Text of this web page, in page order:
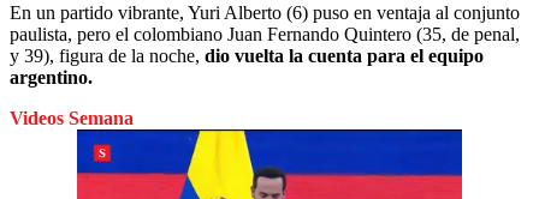
En un partido vibrante, Yuri Alberto (6) puso en ventaja al conjunto
paulista, pero el colombiano Juan Fernando Quintero (35, de penal,
y 39), figura de la noche, dio vuelta la cuenta para el equipo
argentino.
Videos Semana